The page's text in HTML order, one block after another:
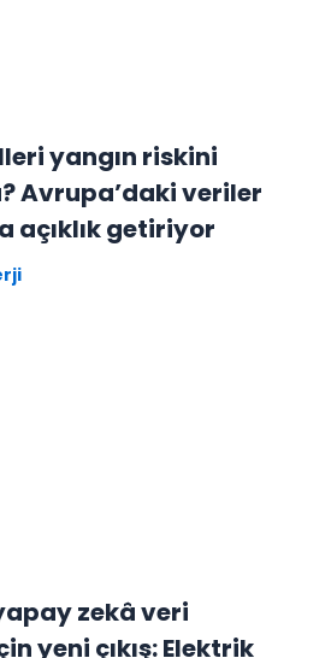
yangın riskini
Avrupa’daki veriler
açıklık getiriyor
zekâ veri
yeni çıkış: Elektrik